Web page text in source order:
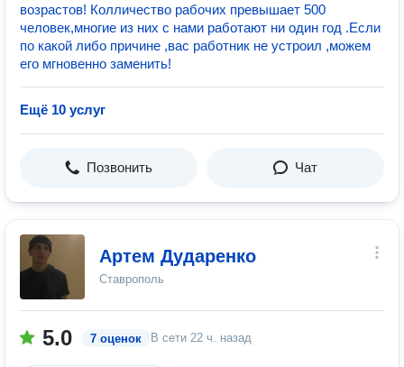
возрастов! Колличество рабочих превышает 500
человек,многие из них с нами работают ни один год .Если
по какой либо причине ,вас работник не устроил ,можем
его мгновенно заменить!
Ещё 10 услуг
Позвонить Чат
Артем Дударенко
Ставрополь
5.0 7 оценок В сети 22 ч. назад